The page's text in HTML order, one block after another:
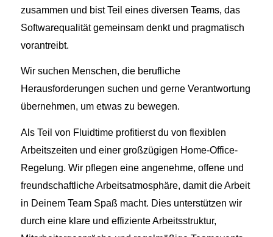
zusammen und bist Teil eines diversen Teams, das
Softwarequalität gemeinsam denkt und pragmatisch
vorantreibt.
Wir suchen Menschen, die berufliche
Herausforderungen suchen und gerne Verantwortung
übernehmen, um etwas zu bewegen.
Als Teil von Fluidtime profitierst du von flexiblen
Arbeitszeiten und einer großzügigen Home-Office-
Regelung. Wir pflegen eine angenehme, offene und
freundschaftliche Arbeitsatmosphäre, damit die Arbeit
in Deinem Team Spaß macht. Dies unterstützen wir
durch eine klare und effiziente Arbeitsstruktur,